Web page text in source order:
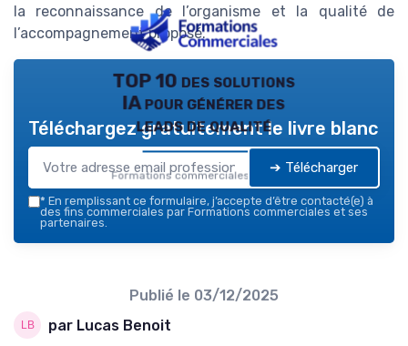
la reconnaissance de l’organisme et la qualité de
l’accompagnement proposé.
TOP 10 des solutions
IA pour générer des
leads de qualité
Formations commerciales — 2026
Téléchargez gratuitement le livre blanc
➔ Télécharger
* En remplissant ce formulaire, j’accepte d’être contacté(e) à
des fins commerciales par Formations commerciales et ses
partenaires.
Publié le 03/12/2025
par Lucas Benoit